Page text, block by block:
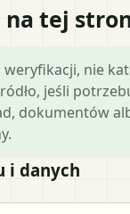
na tej
weryfikacji, nie
jeśli
dokumentów
i danych